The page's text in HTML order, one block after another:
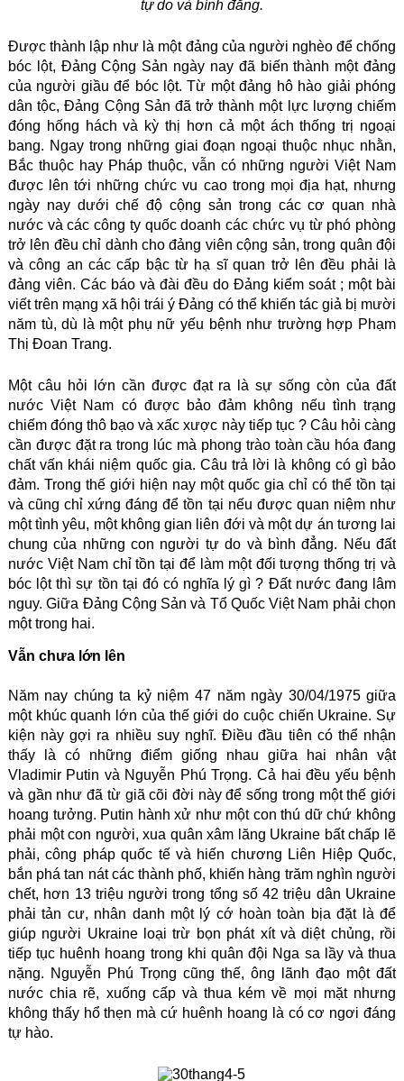
tự do và bình đẳng.
Được thành lập như là một đảng của người nghèo để chống
bóc lột, Đảng Cộng Sản ngày nay đã biến thành một đảng
của người giầu để bóc lột. Từ một đảng hô hào giải phóng
dân tộc, Đảng Cộng Sản đã trở thành một lực lượng chiếm
đóng hống hách và kỳ thị hơn cả một ách thống trị ngoại
bang. Ngay trong những giai đoạn ngoại thuộc nhục nhằn,
Bắc thuộc hay Pháp thuộc, vẫn có những người Việt Nam
được lên tới những chức vu cao trong mọi địa hạt, nhưng
ngày nay dưới chế độ cộng sản trong các cơ quan nhà
nước và các công ty quốc doanh các chức vụ từ phó phòng
trở lên đều chỉ dành cho đảng viên cộng sản, trong quân đội
và công an các cấp bậc từ hạ sĩ quan trở lên đều phải là
đảng viên. Các báo và đài đều do Đảng kiểm soát ; một bài
viết trên mạng xã hội trái ý Đảng có thể khiến tác giả bị mười
năm tù, dù là một phụ nữ yếu bệnh như trường hợp Phạm
Thị Đoan Trang.
Một câu hỏi lớn cần được đạt ra là sự sống còn của đất
nước Việt Nam có được bảo đảm không nếu tình trạng
chiếm đóng thô bạo và xấc xược này tiếp tục ? Câu hỏi càng
cần được đặt ra trong lúc mà phong trào toàn cầu hóa đang
chất vấn khái niệm quốc gia. Câu trả lời là không có gì bảo
đảm. Trong thế giới hiện nay một quốc gia chỉ có thể tồn tại
và cũng chỉ xứng đáng để tồn tại nếu được quan niệm như
một tình yêu, một không gian liên đới và một dự án tương lai
chung của những con người tự do và bình đẳng. Nếu đất
nước Việt Nam chỉ tồn tại để làm một đối tượng thống trị và
bóc lột thì sự tồn tại đó có nghĩa lý gì ? Đất nước đang lâm
nguy. Giữa Đảng Cộng Sản và Tổ Quốc Việt Nam phải chọn
một trong hai.
Vẫn chưa lớn lên
Năm nay chúng ta kỷ niệm 47 năm ngày 30/04/1975 giữa
một khúc quanh lớn của thế giới do cuộc chiến Ukraine. Sự
kiện này gợi ra nhiều suy nghĩ. Điều đầu tiên có thể nhận
thấy là có những điểm giống nhau giữa hai nhân vật
Vladimir Putin và Nguyễn Phú Trọng. Cả hai đều yếu bệnh
và gần như đã từ giã cõi đời này để sống trong một thế giới
hoang tưởng. Putin hành xử như một con thú dữ chứ không
phải một con người, xua quân xâm lăng Ukraine bất chấp lẽ
phải, công pháp quốc tế và hiến chương Liên Hiệp Quốc,
bắn phá tan nát các thành phố, khiến hàng trăm nghìn người
chết, hơn 13 triệu người trong tổng số 42 triệu dân Ukraine
phải tản cư, nhân danh một lý cớ hoàn toàn bịa đặt là để
giúp người Ukraine loại trừ bọn phát xít và diệt chủng, rồi
tiếp tục huênh hoang trong khi quân đội Nga sa lầy và thua
nặng. Nguyễn Phú Trọng cũng thế, ông lãnh đạo một đất
nước chia rẽ, xuống cấp và thua kém về mọi mặt nhưng
không thấy hổ thẹn mà cứ huênh hoang là có cơ ngơi đáng
tự hào.